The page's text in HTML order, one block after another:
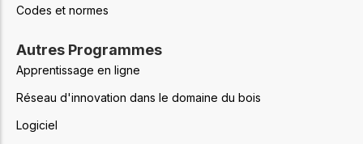
Codes et normes
Autres Programmes
Apprentissage en ligne
Réseau d'innovation dans le domaine du bois
Logiciel